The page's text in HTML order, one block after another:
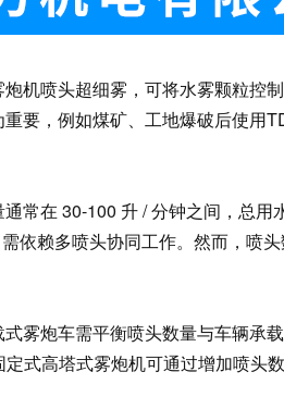
机喷头超细雾，可将水雾颗粒控
要，例如煤矿、工地爆破后使用
常在 30-100 升 / 分钟之间，总
依赖多喷头协同工作。然而，喷
雾炮车需平衡喷头数量与车辆承
式高塔式雾炮机可通过增加喷头